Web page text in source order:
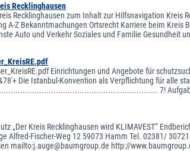
Recklinghausen
Recklinghausen zum Inhalt zur Hilfsnavigation
A-Z Bekanntmachungen Ortsrecht Karriere beim Kreis
Auto und Verkehr Soziales und Familie Gesundheit
Einrichtungen und Angebote für
Die Istanbul-Konvention als Verpflichtung für
7!
„Der Kreis Recklinghausen wird KLIMAVEST“
Alfred-Fischer-Weg 12 59073 Hamm Tel. 02381/
mailto:j.auge@baumgroup.de http://